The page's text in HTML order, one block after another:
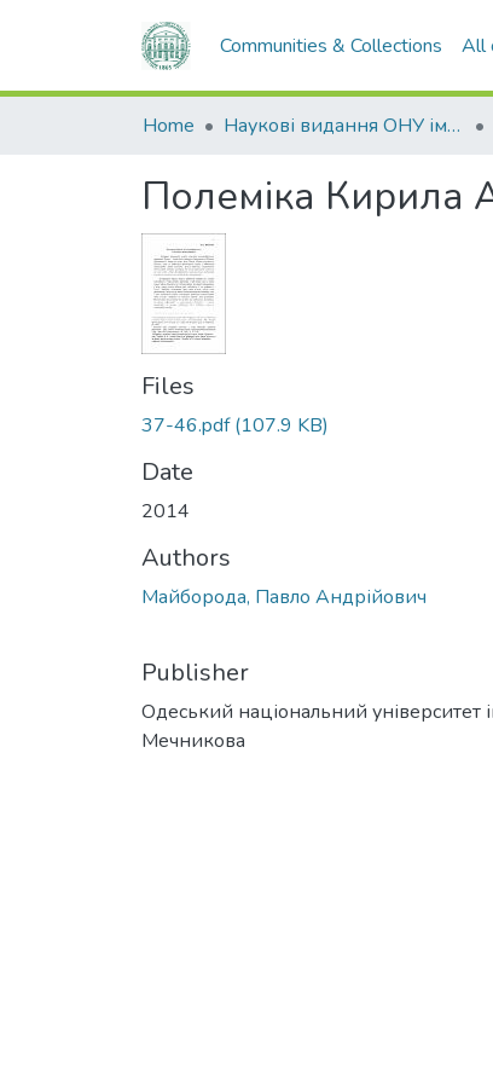
Communities & Collections All
Home Наукові видання ОНУ імені І. І. Мечникова
Полеміка Кирила
Files
37-46.pdf(107.9 KB)
Date
2014
Authors
Майборода, Павло Андрійович
Publisher
Одеський національний університет
Мечникова